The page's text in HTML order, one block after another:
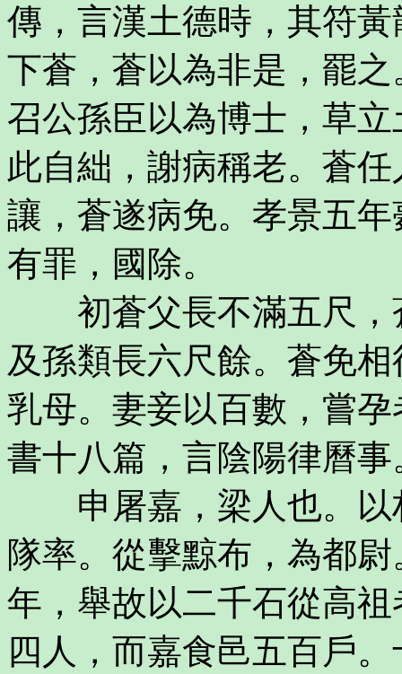
傳，言漢土德時，其符
下蒼，蒼以為非是，罷
召公孫臣以為博士，草
此自絀，謝病稱老。蒼
讓，蒼遂病免。孝景五
有罪，國除。
初蒼父長不滿五尺，
及孫類長六尺餘。蒼免
乳母。妻妾以百數，嘗
書十八篇，言陰陽律曆事
申屠嘉，梁人也。以
隊率。從擊黥布，為都
年，舉故以二千石從高
四人，而嘉食邑五百戶